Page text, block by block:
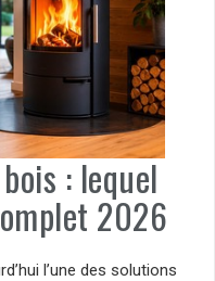
: lequel
2026
l’une des solutions